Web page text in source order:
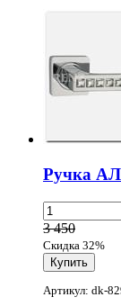
Ручка
3 450
Скидка 32%
Артикул: dk-